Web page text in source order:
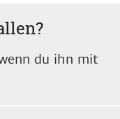
du ihn mit